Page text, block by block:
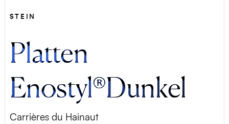
STEIN
Platten
Enostyl®Dunkel
Carrières du Hainaut